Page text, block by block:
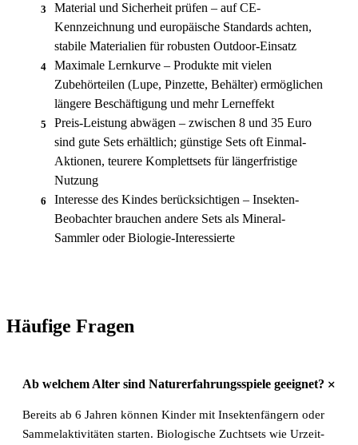
3
Material und Sicherheit prüfen – auf CE-
Kennzeichnung und europäische Standards achten,
stabile Materialien für robusten Outdoor-Einsatz
4
Maximale Lernkurve – Produkte mit vielen
Zubehörteilen (Lupe, Pinzette, Behälter) ermöglichen
längere Beschäftigung und mehr Lerneffekt
5
Preis-Leistung abwägen – zwischen 8 und 35 Euro
sind gute Sets erhältlich; günstige Sets oft Einmal-
Aktionen, teurere Komplettsets für längerfristige
Nutzung
6
Interesse des Kindes berücksichtigen – Insekten-
Beobachter brauchen andere Sets als Mineral-
Sammler oder Biologie-Interessierte
Häufige Fragen
Ab welchem Alter sind Naturerfahrungsspiele geeignet?+
Bereits ab 6 Jahren können Kinder mit Insektenfängern oder
Sammelaktivitäten starten. Biologische Zuchtsets wie Urzeit-